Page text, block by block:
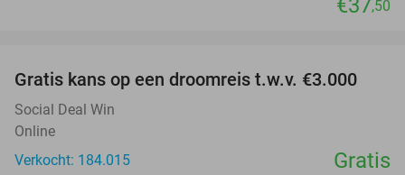
€37,50
Gratis kans op een droomreis t.w.v. €3.000
Social Deal Win
Online
Verkocht: 184.015
Gratis